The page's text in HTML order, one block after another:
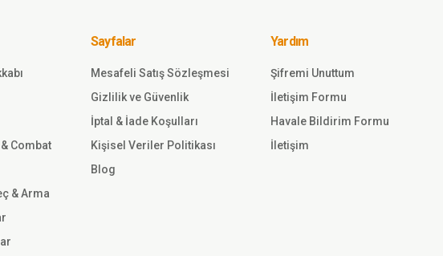
Gönder
Erkek Kadın
eldiven
Ekle
SINGLE SWORD
İşnar Kar Eldiveni Tsk
Combat
& Arma
Sayfalar
Mesafeli Satış Sözleşmesi
Gizlilik ve Güvenlik
İptal & İade Koşulları
Kişisel Veriler Politikası
Blog
Yardım
Şifremi Unuttum
İletişim Formu
Havale Bildirim Formu
İletişim